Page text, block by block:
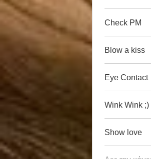
Check PM
Blow a kiss
Eye Contact
Wink Wink ;)
Show love